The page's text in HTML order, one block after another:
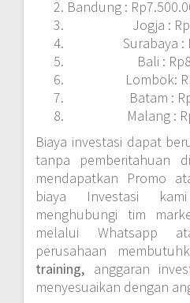
Bandung :
Jogja :
Surabaya :
Bali :
Lombok:
Batam :
Malang :
Biaya investasi dapat
tanpa pemberitahuan
mendapatkan Promo
biaya Investasi
menghubungi tim
melalui Whatsapp
perusahaan
training, anggaran
menyesuaikan dengan